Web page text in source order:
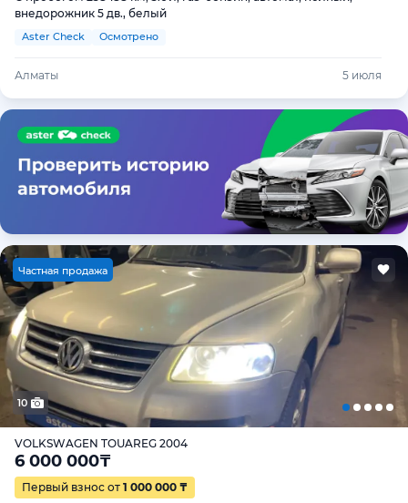
внедорожник 5 дв., белый
Aster Check Осмотрено
Алматы 5 июля
Частная продажа
10
VOLKSWAGEN TOUAREG 2004
6 000 000₸
Первый взнос от 1 000 000 ₸